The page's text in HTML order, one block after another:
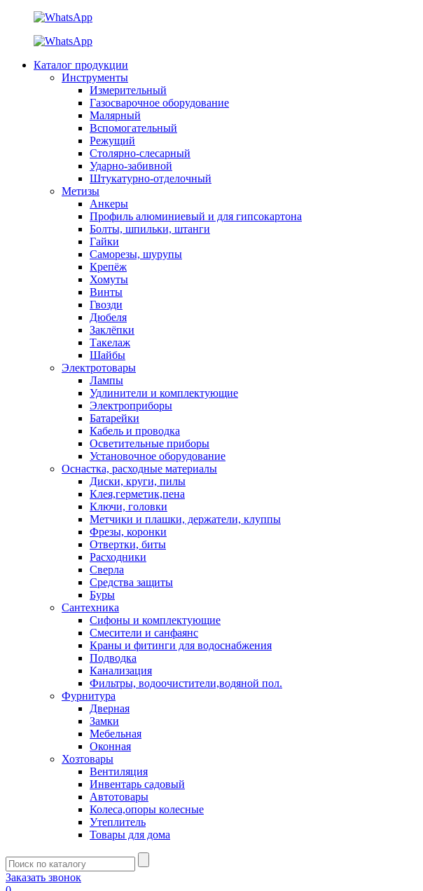
Каталог продукции
Инструменты
Измерительный
Газосварочное оборудование
Малярный
Вспомогательный
Режущий
Столярно-слесарный
Ударно-забивной
Штукатурно-отделочный
Метизы
Анкеры
Профиль алюминиевый и для гипсокартона
Болты, шпильки, штанги
Гайки
Саморезы, шурупы
Крепёж
Хомуты
Винты
Гвозди
Дюбеля
Заклёпки
Такелаж
Шайбы
Электротовары
Лампы
Удлинители и комплектующие
Электроприборы
Батарейки
Кабель и проводка
Осветительные приборы
Установочное оборудование
Оснастка, расходные материалы
Диски, круги, пилы
Клея,герметик,пена
Ключи, головки
Метчики и плашки, держатели, клуппы
Фрезы, коронки
Отвертки, биты
Расходники
Сверла
Средства защиты
Буры
Сантехника
Сифоны и комплектующие
Смесители и санфаянс
Краны и фитинги для водоснабжения
Подводка
Канализация
Фильтры, водоочистители,водяной пол.
Фурнитура
Дверная
Замки
Мебельная
Оконная
Хозтовары
Вентиляция
Инвентарь садовый
Автотовары
Колеса,опоры колесные
Утеплитель
Товары для дома
Заказать звонок